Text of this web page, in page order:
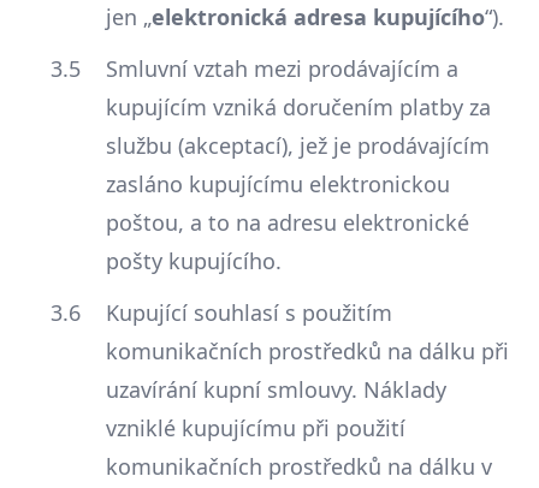
jen „elektronická adresa kupujícího“).
Smluvní vztah mezi prodávajícím a
kupujícím vzniká doručením platby za
službu (akceptací), jež je prodávajícím
zasláno kupujícímu elektronickou
poštou, a to na adresu elektronické
pošty kupujícího.
Kupující souhlasí s použitím
komunikačních prostředků na dálku při
uzavírání kupní smlouvy. Náklady
vzniklé kupujícímu při použití
komunikačních prostředků na dálku v